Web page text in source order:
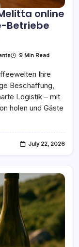
online
Betriebe
On
Einkaufs
Melitta
Online
Shop
Für
Gastronomie-
9 Min Read
Ihre
Beschaffung,
Logistik – mit
holen und Gäste
July 22, 2026